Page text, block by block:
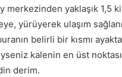
merkezinden yaklaşık 1,5
yürüyerek ulaşım
belirli bir kısmı
kalenin en üst
derim.